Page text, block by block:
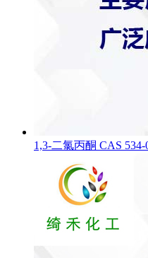
1,3-二氯丙酮 CAS